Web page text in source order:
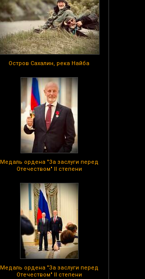
Остров Сахалин, река Найба
Медаль ордена "За заслуги перед
Отечеством" II степени
Медаль ордена "За заслуги перед
Отечеством" II степени